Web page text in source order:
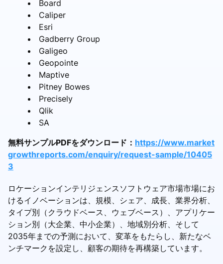
Board
Caliper
Esri
Gadberry Group
Galigeo
Geopointe
Maptive
Pitney Bowes
Precisely
Qlik
SA
無料サンプルPDFをダウンロード： https://www.market
growthreports.com/enquiry/request-sample/10405
3
ロケーションインテリジェンスソフトウェア市場市場にお
けるイノベーションは、規模、シェア、成長、業界分析、
タイプ別（クラウドベース、ウェブベース）、アプリケー
ション別（大企業、中小企業）、地域別分析、そして
2035年までの予測において、変革をもたらし、新たなベ
ンチマークを設定し、顧客の期待を再構築しています。